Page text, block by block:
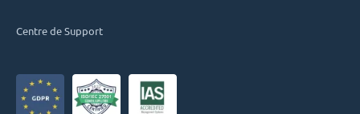
Centre de Support